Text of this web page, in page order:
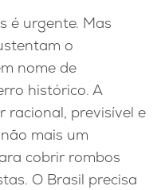
é urgente. Mas
o
nome de
histórico. A
racional, previsível e
mais um
cobrir rombos
O Brasil precisa